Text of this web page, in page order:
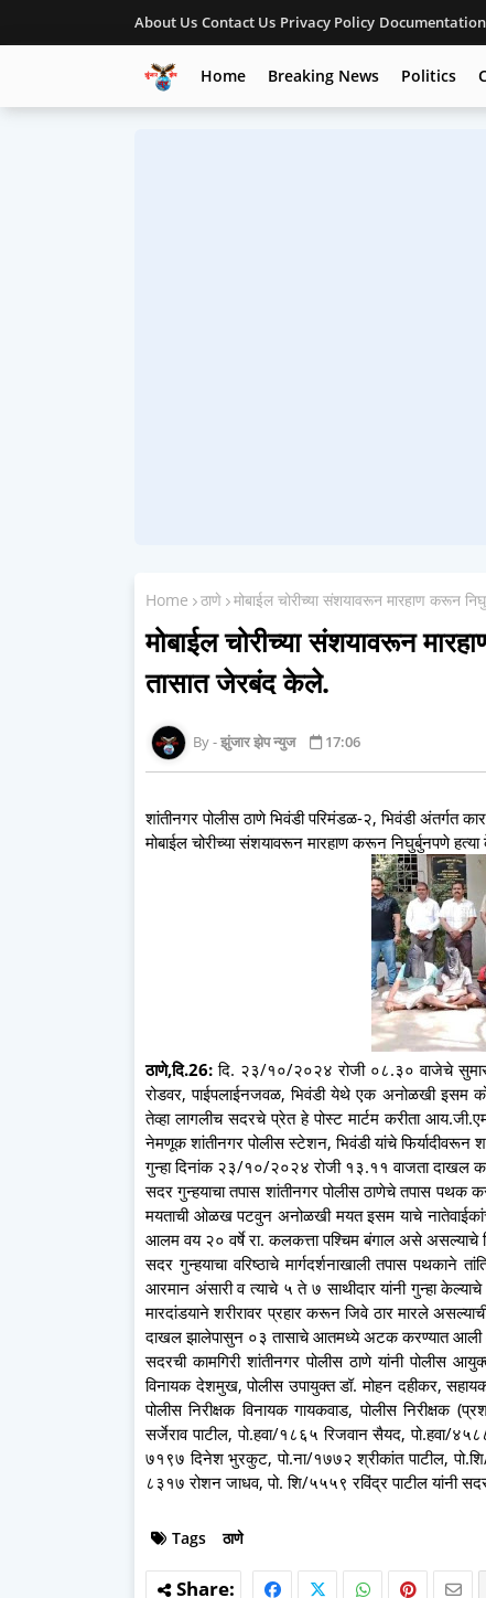
About Us Contact Us Privacy Policy Documentation
Home Breaking News Politics
Home ठाणे मोबाईल चोरीच्या संशयावरून मारहाण करून
मोबाईल चोरीच्या संशयावरून
तासात जेरबंद केले.
झुंजार झेप न्युज 17:06
शांतीनगर पोलीस ठाणे भिवंडी परिमंडळ-२, भिवंडी अंतर्गत
मोबाईल चोरीच्या संशयावरून मारहाण करून निघुर्बुनपणे
ठाणे,दि.26:दि. २३/१०/२०२४ रोजी ०८.३० वाजेचे
रोडवर, पाईपलाईनजवळ, भिवंडी येथे एक अनोळखी इसम
तेव्हा लागलीच सदरचे प्रेत हे पोस्ट मार्टम करीता
नेमणूक शांतीनगर पोलीस स्टेशन, भिवंडी यांचे
गुन्हा दिनांक २३/१०/२०२४ रोजी १३.११ वाजता दाखल
सदर गुन्हयाचा तपास शांतीनगर पोलीस ठाणेचे तपास पथक
मयताची ओळख पटवुन अनोळखी मयत इसम याचे
आलम वय २० वर्षे रा. कलकत्ता पश्चिम बंगाल असे असल्याचे
सदर गुन्हयाचा वरिष्ठाचे मार्गदर्शनाखाली तपास पथकाने
आरमान अंसारी व त्याचे ५ ते ७ साथीदार यांनी गुन्हा
मारदांडयाने शरीरावर प्रहार करून जिवे ठार मारले
दाखल झालेपासुन ०३ तासाचे आतमध्ये अटक करण्यात
सदरची कामगिरी शांतीनगर पोलीस ठाणे यांनी पोलीस
विनायक देशमुख, पोलीस उपायुक्त डॉ. मोहन दहीकर,
पोलीस निरीक्षक विनायक गायकवाड, पोलीस निरीक्षक
सर्जेराव पाटील, पो.हवा/१८६५ रिजवान सैयद, पो.हवा/
७१९७ दिनेश भुरकुट, पो.ना/१७७२ श्रीकांत पाटील,
८३१७ रोशन जाधव, पो. शि/५५५९ रविंद्र पाटील यांनी
Tags ठाणे